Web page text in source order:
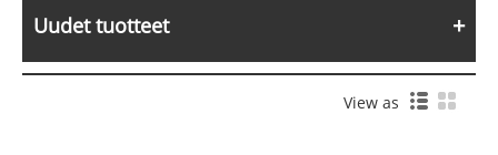
Uudet tuotteet
View as